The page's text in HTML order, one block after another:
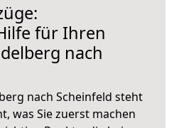
für Ihren
nach
nach Scheinfeld steht
was Sie zuerst machen